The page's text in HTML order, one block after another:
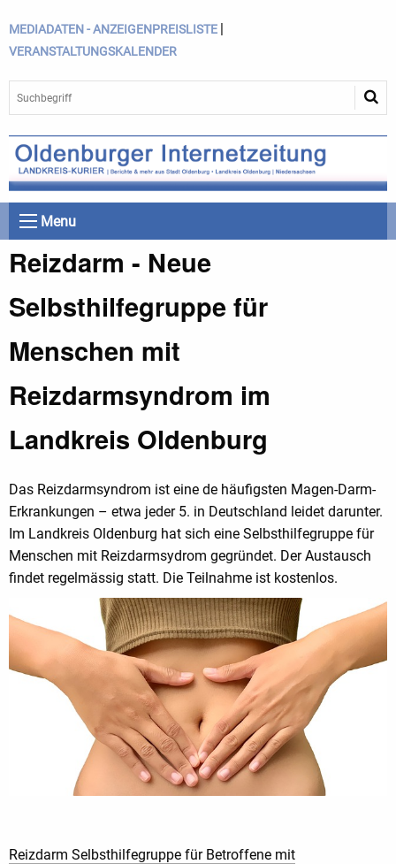
MEDIADATEN - ANZEIGENPREISLISTE |
VERANSTALTUNGSKALENDER
Menu
Reizdarm - Neue
Selbsthilfegruppe für
Menschen mit
Reizdarmsyndrom im
Landkreis Oldenburg
Das Reizdarmsyndrom ist eine de häufigsten Magen-Darm-
Erkrankungen – etwa jeder 5. in Deutschland leidet darunter.
Im Landkreis Oldenburg hat sich eine Selbsthilfegruppe für
Menschen mit Reizdarmsydrom gegründet. Der Austausch
findet regelmässig statt. Die Teilnahme ist kostenlos.
Reizdarm Selbsthilfegruppe für Betroffene mit